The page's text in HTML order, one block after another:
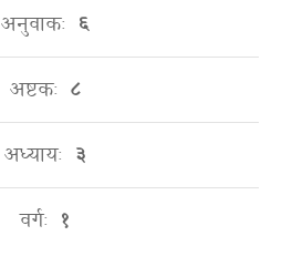
अनुवाकः ६
अष्टकः ८
अध्यायः ३
वर्गः १